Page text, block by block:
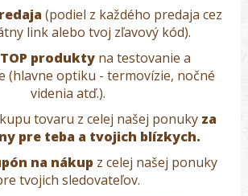
(podiel z každého predaja cez
link alebo tvoj zľavový kód).
produktyna testovanie a
(hlavne optiku - termovízie, nočné
videnia atď.).
tovaru z celej našej ponuky za
pre teba a tvojich blízkych.
na nákup z celej našej ponuky
tvojich sledovateľov.